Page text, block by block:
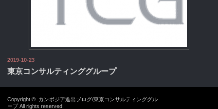
2019-10-23
東京コンサルティンググループ
Copyright © カンボジア進出ブログ/東京コンサルティンググル
ープAll rights reserved.